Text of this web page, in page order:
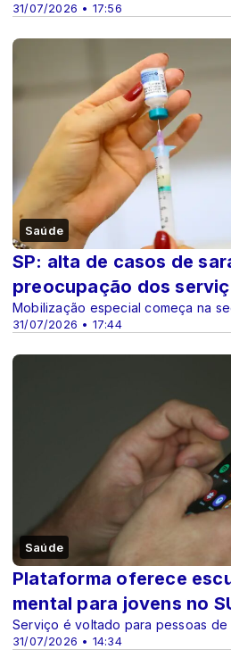
31/07/2026 • 17:56
Saúde
31/07/2026 • 17:44
SP: alta de casos de
preocupação dos
Mobilização especial começa na
Saúde
31/07/2026 • 14:34
Plataforma oferece
mental para jovens no
Serviço é voltado para pessoas de